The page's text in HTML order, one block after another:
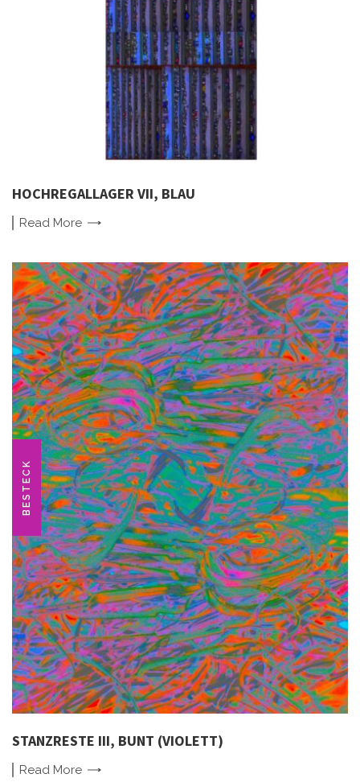
HOCHREGALLAGER VII, BLAU
Read More
BESTECK
STANZRESTE III, BUNT (VIOLETT)
Read More